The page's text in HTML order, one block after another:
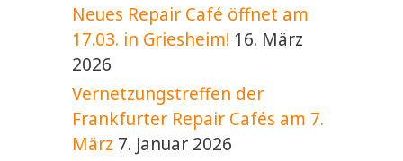
Neues Repair Café öffnet am
17.03. in Griesheim! 16. März
2026
Vernetzungstreffen der
Frankfurter Repair Cafés am 7.
März 7. Januar 2026